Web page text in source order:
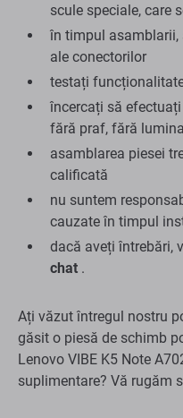
scule speciale, care
în timpul
ale conectorilor
testați
încercați să
fără praf, fără
asamblarea piesei
calificată
nu suntem
cauzate în timpul
dacă aveți întrebări,
chat .
Ați văzut întregul nostru
găsit o piesă de schimb
Lenovo VIBE K5 Note
suplimentare? Vă rugăm